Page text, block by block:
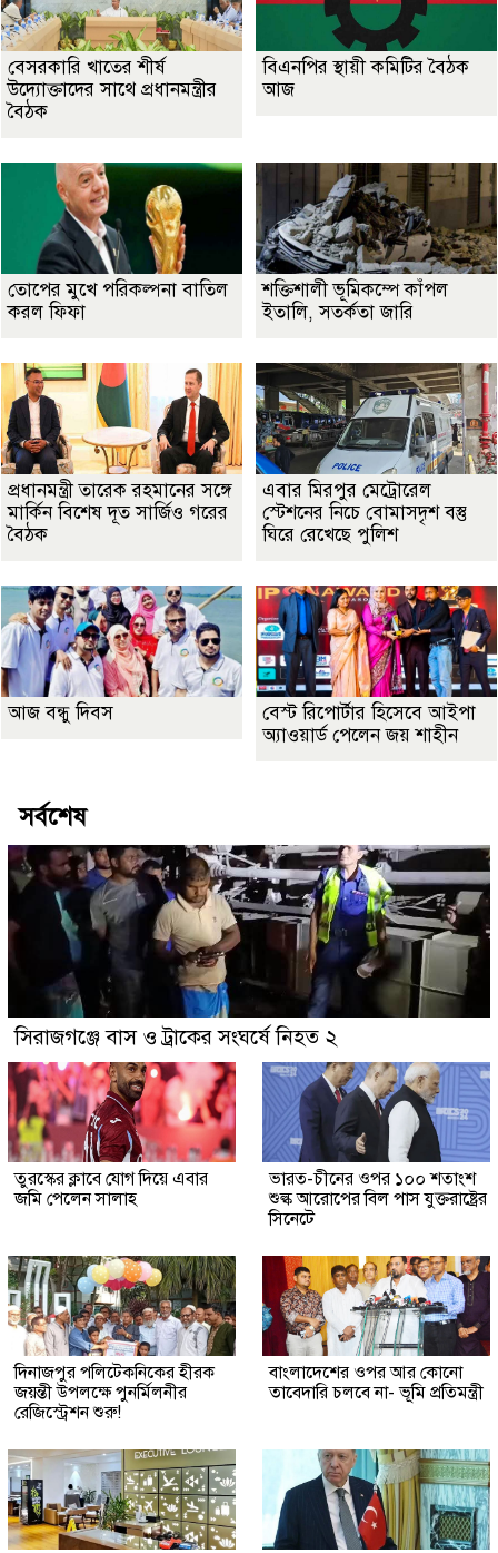
বেসরকারি খাতের শীর্ষ
উদ্যোক্তাদের সাথে প্রধানমন্ত্রীর
বৈঠক
বিএনপির স্থায়ী কমিটির বৈঠক
আজ
তোপের মুখে পরিকল্পনা বাতিল
করল ফিফা
শক্তিশালী ভূমিকম্পে কাঁপল
ইতালি, সতর্কতা জারি
প্রধানমন্ত্রী তারেক রহমানের সঙ্গে
মার্কিন বিশেষ দূত সার্জিও গরের
বৈঠক
এবার মিরপুর মেট্রোরেল
স্টেশনের নিচে বোমাসদৃশ বস্তু
ঘিরে রেখেছে পুলিশ
আজ বন্ধু দিবস
বেস্ট রিপোর্টার হিসেবে আইপা
অ্যাওয়ার্ড পেলেন জয় শাহীন
সর্বশেষ
সিরাজগঞ্জে বাস ও ট্রাকের সংঘর্ষে নিহত ২
তুরস্কের ক্লাবে যোগ দিয়ে এবার
জমি পেলেন সালাহ
ভারত-চীনের ওপর ১০০ শতাংশ
শুল্ক আরোপের বিল পাস যুক্তরাষ্ট্রের
সিনেটে
দিনাজপুর পলিটেকনিকের হীরক
জয়ন্তী উপলক্ষে পুনর্মিলনীর
রেজিস্ট্রেশন শুরু!
বাংলাদেশের ওপর আর কোনো
তাবেদারি চলবে না- ভূমি প্রতিমন্ত্রী